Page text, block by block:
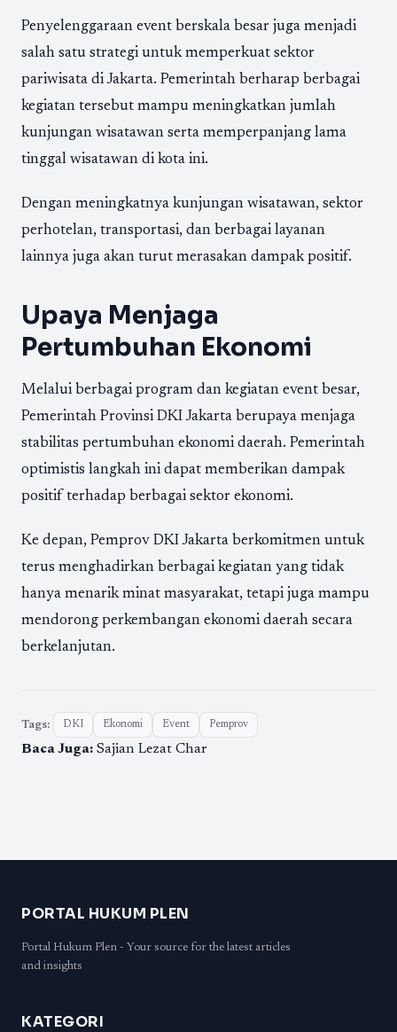
Penyelenggaraan event berskala besar juga menjadi
salah satu strategi untuk memperkuat sektor
pariwisata di Jakarta. Pemerintah berharap berbagai
kegiatan tersebut mampu meningkatkan jumlah
kunjungan wisatawan serta memperpanjang lama
tinggal wisatawan di kota ini.
Dengan meningkatnya kunjungan wisatawan, sektor
perhotelan, transportasi, dan berbagai layanan
lainnya juga akan turut merasakan dampak positif.
Upaya Menjaga
Pertumbuhan Ekonomi
Melalui berbagai program dan kegiatan event besar,
Pemerintah Provinsi DKI Jakarta berupaya menjaga
stabilitas pertumbuhan ekonomi daerah. Pemerintah
optimistis langkah ini dapat memberikan dampak
positif terhadap berbagai sektor ekonomi.
Ke depan, Pemprov DKI Jakarta berkomitmen untuk
terus menghadirkan berbagai kegiatan yang tidak
hanya menarik minat masyarakat, tetapi juga mampu
mendorong perkembangan ekonomi daerah secara
berkelanjutan.
Tags: DKI Ekonomi Event Pemprov
Baca Juga: Sajian Lezat Char
PORTAL HUKUM PLEN
Portal Hukum Plen - Your source for the latest articles
and insights
KATEGORI